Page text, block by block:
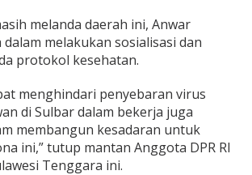
melanda daerah ini, Anwar
melakukan sosialisasi dan
protokol kesehatan.
menghindari penyebaran virus
di Sulbar dalam bekerja juga
membangun kesadaran untuk
ini,” tutup mantan Anggota DPR RI
Tenggara ini.